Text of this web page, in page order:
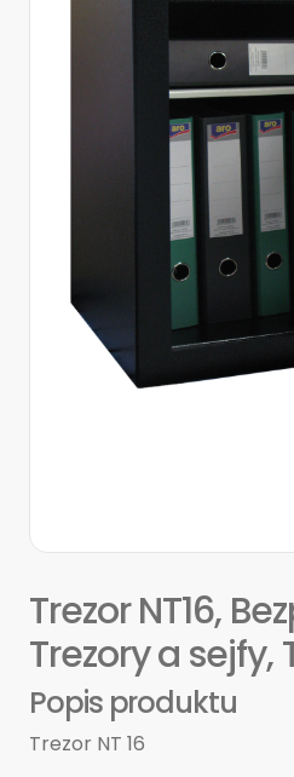
Trezor NT16,
Trezory a sejfy,
Popis produktu
Trezor NT 16